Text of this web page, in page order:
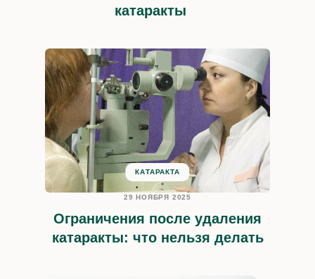
катаракты
КАТАРАКТА
29 НОЯБРЯ 2025
Ограничения после удаления
катаракты: что нельзя делать